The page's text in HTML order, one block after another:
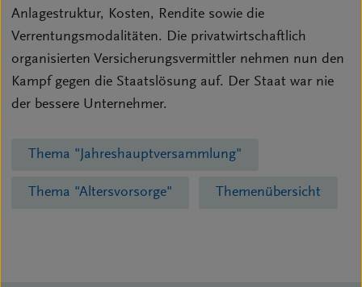
Anlagestruktur, Kosten, Rendite sowie die
Verrentungsmodalitäten. Die privatwirtschaftlich
organisierten Versicherungsvermittler nehmen nun den
Kampf gegen die Staatslösung auf. Der Staat war nie
der bessere Unternehmer.
Thema "Jahreshauptversammlung"
Thema "Altersvorsorge" Themenübersicht